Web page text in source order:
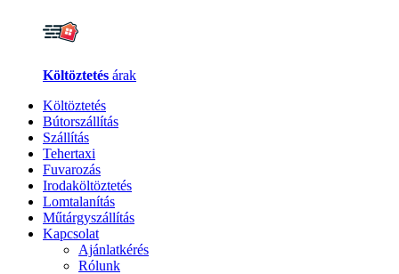
Költöztetés árak
Költöztetés
Bútorszállítás
Szállítás
Tehertaxi
Fuvarozás
Irodaköltöztetés
Lomtalanítás
Műtárgyszállítás
Kapcsolat
Ajánlatkérés
Rólunk